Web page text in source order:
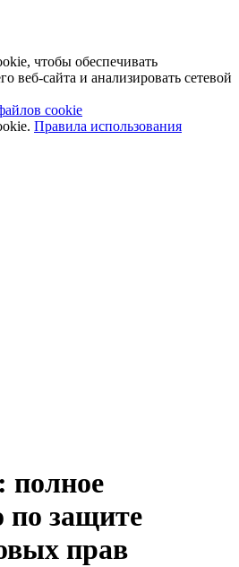
чтобы обеспечивать
веб-сайта и анализировать сетевой
cookie
Правила использования
полное
по защите
прав